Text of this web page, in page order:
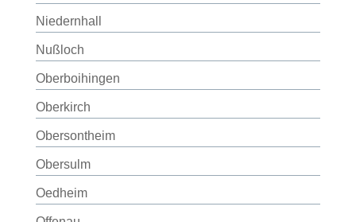
Niedernhall
Nußloch
Oberboihingen
Oberkirch
Obersontheim
Obersulm
Oedheim